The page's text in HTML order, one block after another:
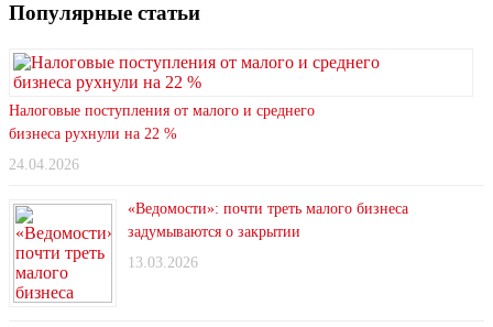
Популярные статьи
Налоговые поступления от малого и среднего
бизнеса рухнули на 22 %
24.04.2026
«Ведомости»: почти треть малого бизнеса
задумываются о закрытии
13.03.2026